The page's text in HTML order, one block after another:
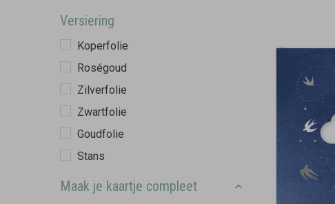
Versiering
Koperfolie
Roségoud
Zilverfolie
Zwartfolie
Goudfolie
Stans
Maak je kaartje compleet